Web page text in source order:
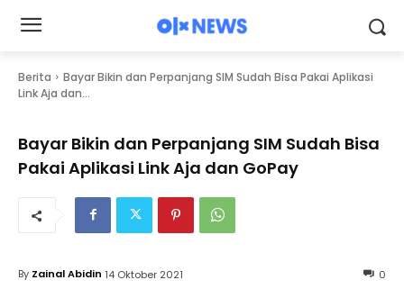
Berita
Bayar Bikin dan Perpanjang SIM Sudah Bisa Pakai Aplikasi
Link Aja dan...
Bayar Bikin dan Perpanjang SIM Sudah Bisa
Pakai Aplikasi Link Aja dan GoPay
0
By Zainal Abidin 14 Oktober 2021